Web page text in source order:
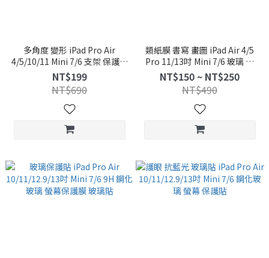
多角度 變形 iPad Pro Air
4/5/10/11 Mini 7/6 支架 保護套
保護殼 透明 軟殼 防摔殼
NT$199
NT$690
類紙膜 書寫 畫圖 iPad Air 4/5
Pro 11/13吋 Mini 7/6 玻璃 保
護貼 保護膜 防刮 耐膜
NT$150 ~ NT$250
NT$490